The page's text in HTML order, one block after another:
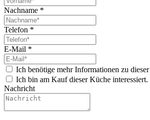
Nachname *
Telefon *
E-Mail *
Ich benötige mehr Informationen zu
Ich bin am Kauf dieser Küche interessiert.
Nachricht